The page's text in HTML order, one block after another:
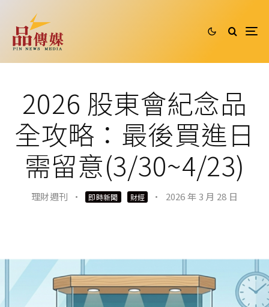
2026 股東會紀念品
全攻略：最後買進日
需留意(3/30~4/23)
理財週刊 · 即時新聞 財經 · 2026 年 3 月 28 日